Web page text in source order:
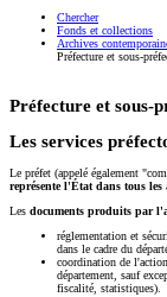
Chercher
Fonds et collections
Archives
Préfecture et sous-
Préfecture et sous-
Les services
Le préfet (appelé également
représente l'État dans tous les
Les documents produits par
réglementation et
dans le cadre du
coordination de
département, sauf
fiscalité, statistiques).